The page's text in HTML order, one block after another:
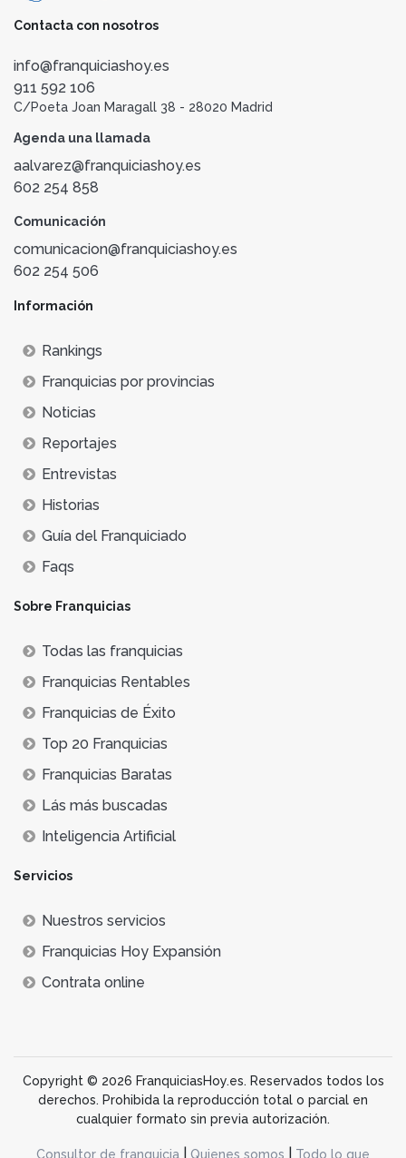
Contacta con nosotros
info@franquiciashoy.es
911 592 106
C/Poeta Joan Maragall 38 - 28020 Madrid
Agenda una llamada
aalvarez@franquiciashoy.es
602 254 858
Comunicación
comunicacion@franquiciashoy.es
602 254 506
Información
Rankings
Franquicias por provincias
Noticias
Reportajes
Entrevistas
Historias
Guía del Franquiciado
Faqs
Sobre Franquicias
Todas las franquicias
Franquicias Rentables
Franquicias de Éxito
Top 20 Franquicias
Franquicias Baratas
Lás más buscadas
Inteligencia Artificial
Servicios
Nuestros servicios
Franquicias Hoy Expansión
Contrata online
Copyright © 2026 FranquiciasHoy.es. Reservados todos los
derechos. Prohibida la reproducción total o parcial en
cualquier formato sin previa autorización.
Consultor de franquicia Quienes somos Todo lo que